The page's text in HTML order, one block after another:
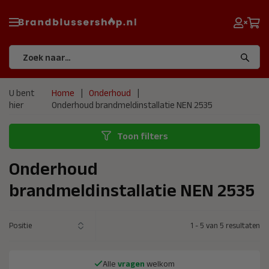
U bent
hier
Home
Onderhoud
Onderhoud brandmeldinstallatie NEN 2535
Toon filters
Onderhoud
brandmeldinstallatie NEN 2535
1 - 5 van 5 resultaten
Alle vragen welkom